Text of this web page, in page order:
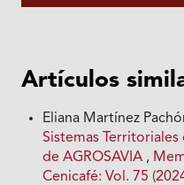
Artículos
Eliana Martínez
Sistemas
de AGROSAVIA ,
Cenicafé: Vol. 75